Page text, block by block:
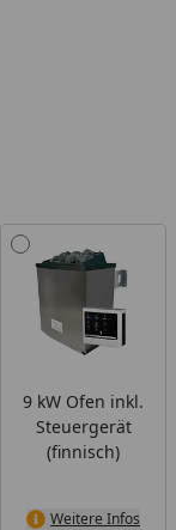
9 kW Ofen inkl.
Steuergerät
(finnisch)
Weitere Infos